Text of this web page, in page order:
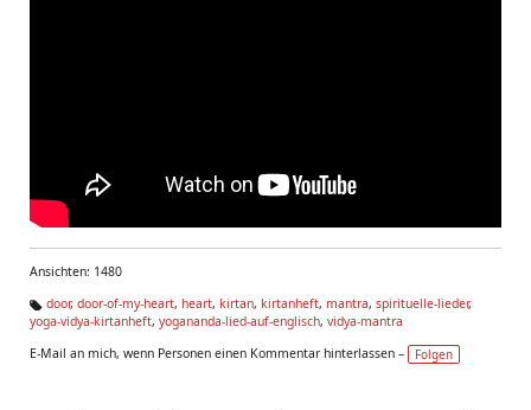
Ansichten: 1480
Ta
s:
door, door-of-my-heart, heart, kirtan, kirtanheft, mantra, spirituelle-lieder,
yoga-vidya-kirtanheft, yogananda-lied-auf-englisch, vidya-mantra
E-Mail an mich, wenn Personen einen Kommentar hinterlassen –
Folgen